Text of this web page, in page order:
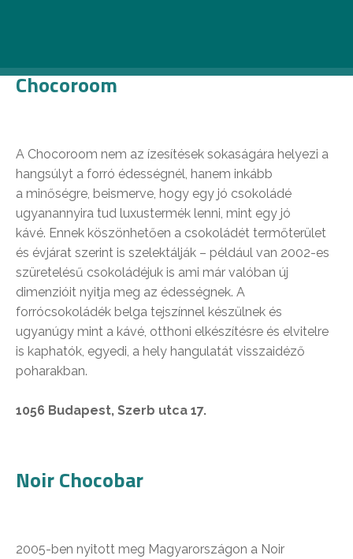
Chocoroom
A Chocoroom nem az ízesítések sokaságára helyezi a
hangsúlyt a forró édességnél, hanem inkább
a minőségre, beismerve, hogy egy jó csokoládé
ugyanannyira tud luxustermék lenni, mint egy jó
kávé. Ennek köszönhetően a csokoládét termőterület
és évjárat szerint is szelektálják – például van 2002-es
szüretelésű csokoládéjuk is ami már valóban új
dimenzióit nyitja meg az édességnek. A
forrócsokoládék belga tejszínnel készülnek és
ugyanúgy mint a kávé, otthoni elkészítésre és elvitelre
is kaphatók, egyedi, a hely hangulatát visszaidéző
poharakban.
1056 Budapest, Szerb utca 17.
Noir Chocobar
2005-ben nyitott meg Magyarországon a Noir